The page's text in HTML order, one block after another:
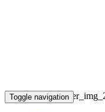
Toggle navigation